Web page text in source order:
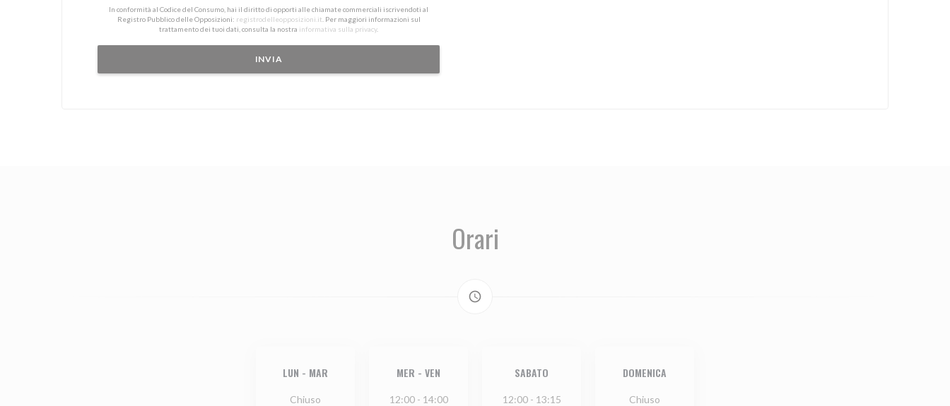
In conformità al Codice del Consumo, hai il diritto di opporti alle chiamate commerciali iscrivendoti al
Registro Pubblico delle Opposizioni: registrodelleopposizioni.it . Per maggiori informazioni sul
trattamento dei tuoi dati, consulta la nostra informativa sulla privacy.
Orari
access_time
LUN - MAR
Chiuso
MER - VEN
12:00 - 14:00
SABATO
12:00 - 13:15
DOMENICA
Chiuso